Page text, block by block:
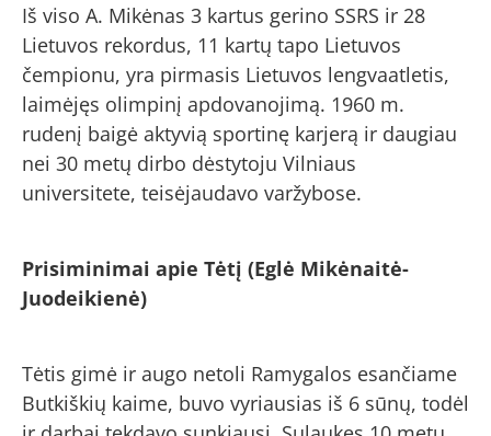
Iš viso A. Mikėnas 3 kartus gerino SSRS ir 28
Lietuvos rekordus, 11 kartų tapo Lietuvos
čempionu, yra pirmasis Lietuvos lengvaatletis,
laimėjęs olimpinį apdovanojimą. 1960 m.
rudenį baigė aktyvią sportinę karjerą ir daugiau
nei 30 metų dirbo dėstytoju Vilniaus
universitete, teisėjaudavo varžybose.
Prisiminimai apie Tėtį (Eglė Mikėnaitė-
Juodeikienė)
Tėtis gimė ir augo netoli Ramygalos esančiame
Butkiškių kaime, buvo vyriausias iš 6 sūnų, todėl